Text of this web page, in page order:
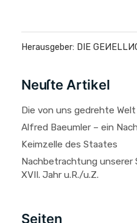
Herausgeber: DIE
Neuſte Artikel
Die von uns gedrehte Welt
Alfred Baeumler – ein
Keimzelle des Staates
Nachbetrachtung unserer
XVII. Jahr u.R./u.Z.
Seiten